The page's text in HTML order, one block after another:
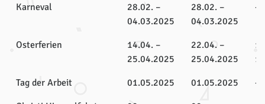
Karneval
28.02. –
04.03.2025
28.02. –
04.03.2025
-
Osterferien
14.04. –
25.04.2025
22.04. –
25.04.2025
Tag der Arbeit
01.05.2025 01.05.2025
-